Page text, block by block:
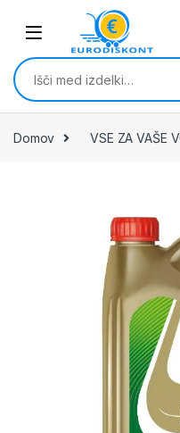
Skip to navigation
Išči:
Domov VSE ZA VAŠE